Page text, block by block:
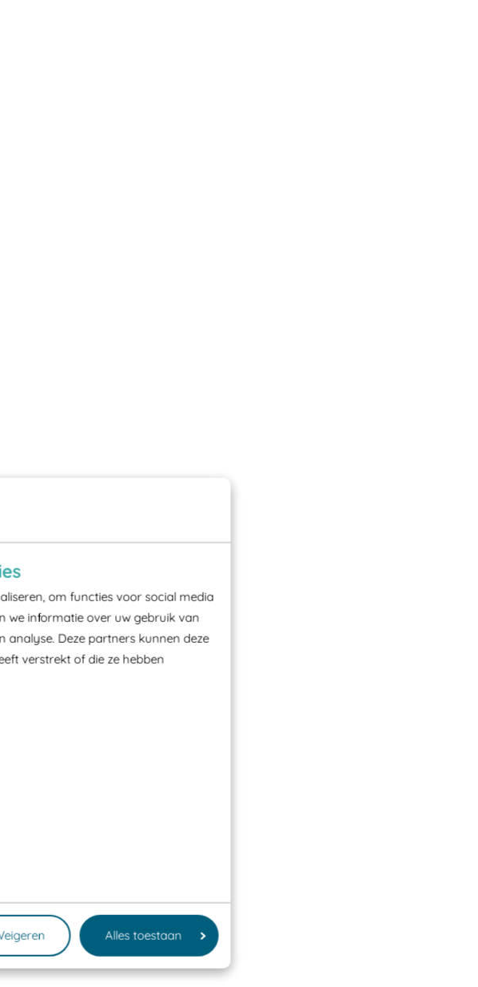
om functies voor social media
we informatie over uw gebruik van
analyse. Deze partners kunnen deze
verstrekt of die ze hebben
Alles toestaan